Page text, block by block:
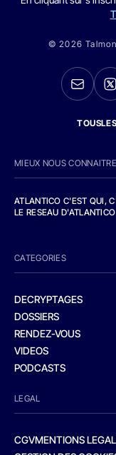
© 2026
MIEUX NOUS CONNAITRE
ATLANTICO C'EST QUI,
LE RESEAU D'ATLANTICO
CATEGORIES
DECRYPTAGES
DOSSIERS
RENDEZ-VOUS
VIDEOS
PODCASTS
LEGAL
CGVMENTIONS